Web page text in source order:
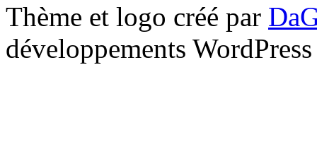
Thème et logo créé par
développements